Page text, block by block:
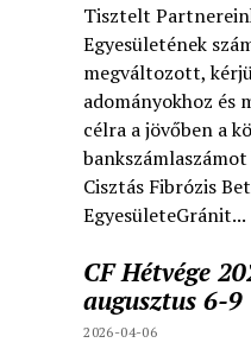
Tisztelt
Egyesületének
megváltozott,
adományokhoz és
célra a jövőben a
Cisztás Fibrózis
EgyesületeGránit...
CF Hétvége
augusztus 6-9
2026-04-06